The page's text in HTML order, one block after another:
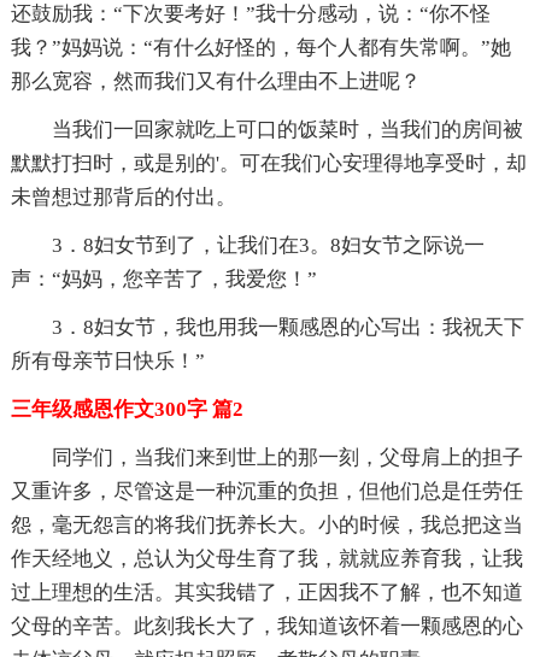
还鼓励我：“下次要考好！”我十分感动，说：“你不怪
我？”妈妈说：“有什么好怪的，每个人都有失常啊。”她
那么宽容，然而我们又有什么理由不上进呢？
当我们一回家就吃上可口的饭菜时，当我们的房间被
默默打扫时，或是别的'。可在我们心安理得地享受时，却
未曾想过那背后的付出。
3．8妇女节到了，让我们在3。8妇女节之际说一
声：“妈妈，您辛苦了，我爱您！”
3．8妇女节，我也用我一颗感恩的心写出：我祝天下
所有母亲节日快乐！”
三年级感恩作文300字 篇2
同学们，当我们来到世上的那一刻，父母肩上的担子
又重许多，尽管这是一种沉重的负担，但他们总是任劳任
怨，毫无怨言的将我们抚养长大。小的时候，我总把这当
作天经地义，总认为父母生育了我，就就应养育我，让我
过上理想的生活。其实我错了，正因我不了解，也不知道
父母的辛苦。此刻我长大了，我知道该怀着一颗感恩的心